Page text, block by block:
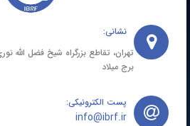
نشانی:
تهران، تقاطع بزرگراه شیخ فضل الله نوری و
برج میلاد
پست الکترونیکی:
info@ibrf.ir